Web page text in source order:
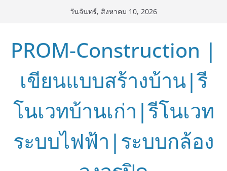
วันจันทร์, สิงหาคม 10, 2026
PROM-Construction |
เขียนแบบสร้างบ้าน|รี
โนเวทบ้านเก่า|รีโนเวท
ระบบไฟฟ้า|ระบบกล้อง